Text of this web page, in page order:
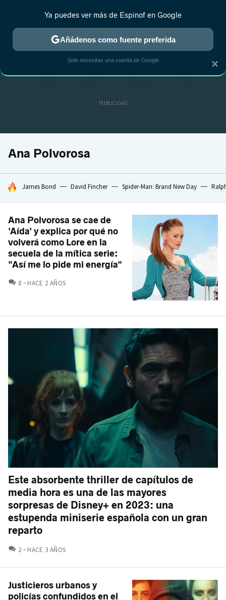
ESTRENOS REALITY ANIME RANKINGS CINE
Ana Polvorosa
HOY SE HABLA DE
James Bond David Fincher Spider-Man: Brand New Day
Ana Polvorosa se cae de
'Aída' y explica por qué no
volverá como Lore en la
secuela de la mítica serie:
"Así me lo pide mi energía"
8 COMENTARIOS
HACE 2 AÑOS
Este absorbente thriller de capítulos de
media hora es una de las mayores
sorpresas de Disney+ en 2023: una
estupenda miniserie española con un gran
reparto
2 COMENTARIOS
HACE 3 AÑOS
Justicieros urbanos y
policías confundidos en el
×
Ya puedes ver más de Espinof en Google
Añádenos como fuente preferida
Solo necesitas una cuenta de Google